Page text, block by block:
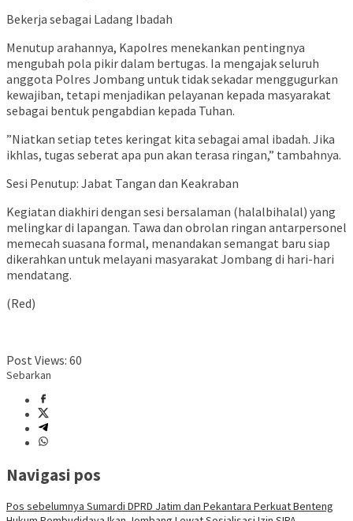
​Bekerja sebagai Ladang Ibadah
​Menutup arahannya, Kapolres menekankan pentingnya
mengubah pola pikir dalam bertugas. Ia mengajak seluruh
anggota Polres Jombang untuk tidak sekadar menggugurkan
kewajiban, tetapi menjadikan pelayanan kepada masyarakat
sebagai bentuk pengabdian kepada Tuhan.
​”Niatkan setiap tetes keringat kita sebagai amal ibadah. Jika
ikhlas, tugas seberat apa pun akan terasa ringan,” tambahnya.
​Sesi Penutup: Jabat Tangan dan Keakraban
Kegiatan diakhiri dengan sesi bersalaman (halalbihalal) yang
melingkar di lapangan. Tawa dan obrolan ringan antarpersonel
memecah suasana formal, menandakan semangat baru siap
dikerahkan untuk melayani masyarakat Jombang di hari-hari
mendatang.
(Red)
Post Views: 60
Sebarkan
Navigasi pos
Pos sebelumnya Sumardi DPRD Jatim dan Pekantara Perkuat Benteng